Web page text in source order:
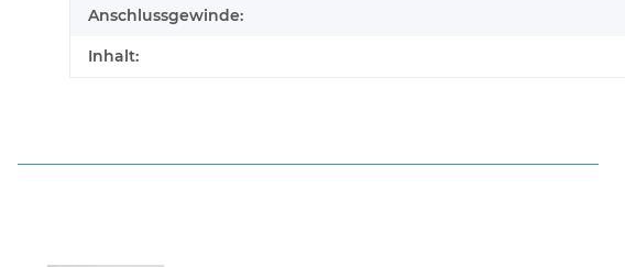
Anschlussgewinde:
Inhalt: